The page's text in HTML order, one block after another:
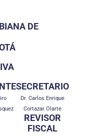
DE
SECRETARIO
Dr. Carlos Enrique
Cortazar Olarte
REVISOR
FISCAL